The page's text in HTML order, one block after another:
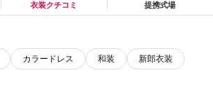
衣装クチコミ 提携式場
カラードレス 和装 新郎衣装